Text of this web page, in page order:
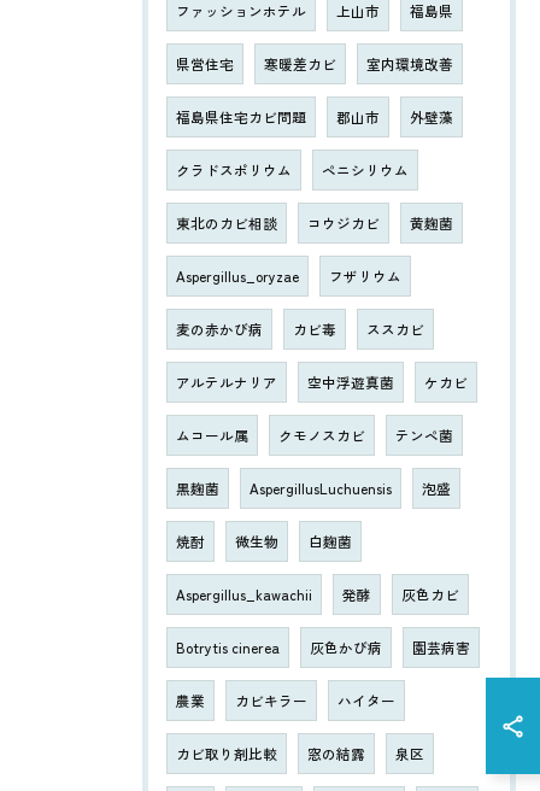
ファッションホテル 上山市 福島県
県営住宅 寒暖差カビ 室内環境改善
福島県住宅カビ問題 郡山市 外壁藻
クラドスポリウム ペニシリウム
東北のカビ相談 コウジカビ 黄麹菌
Aspergillus_oryzae フザリウム
麦の赤かび病 カビ毒 ススカビ
アルテルナリア 空中浮遊真菌 ケカビ
ムコール属 クモノスカビ テンペ菌
黒麹菌 AspergillusLuchuensis 泡盛
焼酎 微生物 白麹菌
Aspergillus_kawachii 発酵 灰色カビ
Botrytis cinerea 灰色かび病 園芸病害
農業 カビキラー ハイター
カビ取り剤比較 窓の結露 泉区